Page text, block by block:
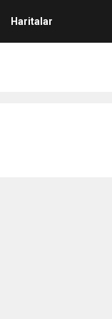
Haritalar